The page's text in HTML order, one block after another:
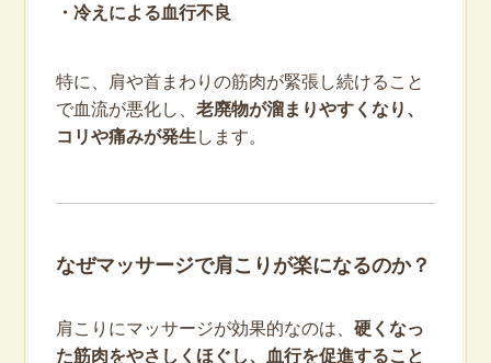
・冷えによる血行不良
特に、肩や首まわりの筋肉が緊張し続けること
で血流が悪化し、 老廃物が溜まりやすくなり、
コリや痛みが発生 します。
なぜマッサージで肩こりが楽になるのか？
肩こりにマッサージが効果的なのは、 硬くなっ
た筋肉をやさしくほぐし、血行を促進すること